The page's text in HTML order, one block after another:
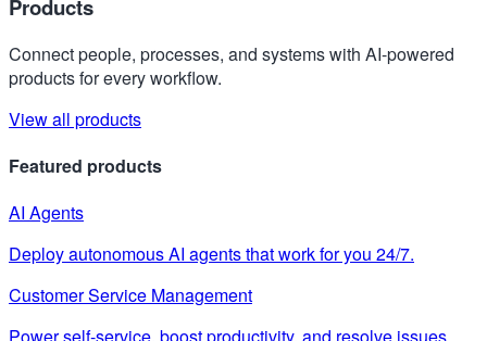
Products
Connect people, processes, and systems with AI-powered
products for every workflow.
View all products
Featured products
AI Agents
Deploy autonomous AI agents that work for you 24/7.
Customer Service Management